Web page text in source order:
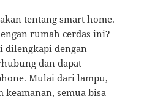
tentang smart home.
rumah cerdas ini?
dilengkapi dengan
dan dapat
Mulai dari lampu,
keamanan, semua bisa